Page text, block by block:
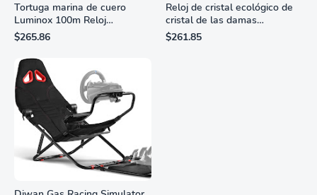
Tortuga marina de cuero
Luminox 100m Reloj
analógico de cuarzo
resistente al agua
$265.86
Reloj de cristal ecológico de
cristal de las damas
ciudadanas, 3 manos,
marcadores de números
$261.85